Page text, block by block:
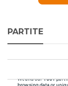
PARTITE